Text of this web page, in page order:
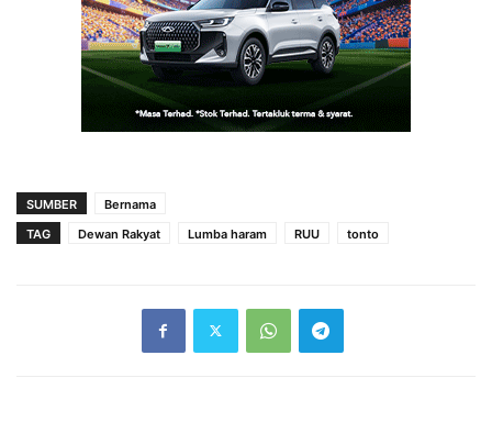
SUMBER
Bernama
TAG
Dewan Rakyat Lumba haram RUU tonto